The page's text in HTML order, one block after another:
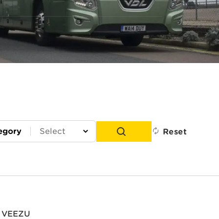
Reset
VEEZU